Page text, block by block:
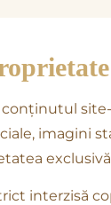
site-
imagini
exclusivă
interzisă